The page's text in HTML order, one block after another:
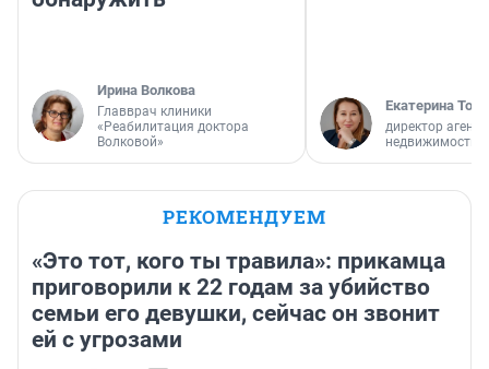
Ирина Волкова
Главврач клиники
«Реабилитация доктора
Волковой»
Екатерина
директор
недвижимости
РЕКОМЕНДУЕМ
«Это тот, кого ты травила»: прикамца
приговорили к 22 годам за убийство
семьи его девушки, сейчас он звонит
ей с угрозами